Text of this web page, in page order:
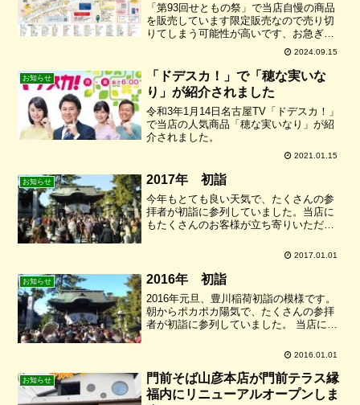
「第93回せともの祭」で当店自慢の商品
を販売しています限定販売なので売り切
りてしまう可能性が高いです、お急ぎ下
さい！！販売日時：9月14日(土)および15
日(日) 午前10時～午後3時場所：瀬戸焼
そば広場 名鉄協商駐車場（尾張瀬戸駅
西）販売...
2024.09.15
お知らせ
「ドデスカ！」で「穂な実いな
り」が紹介されました
令和3年1月14日名古屋TV「ドデスカ！」
で当店の人気商品「穂な実いなり」が紹
介されました。
2021.01.15
お知らせ 2017年 初詣
今年もとても良い天気で、たくさんの参
拝者が初詣に参列していました。当店に
もたくさんのお客様が立ち寄りいただ
愛顧のほど、よろしくお願い申し上げま
2017.01.01
お知らせ 2016年 初詣
2016年元旦、豊川稲荷初詣の模様です。
朝からポカポカ陽気で、たくさんの参拝
者が初詣に参列していました。 当店にも
ました。 誠にありがとうございました。
し上げます。
2016.01.01
お知らせ
門前そば山彦本店が門前テラス縁
福内にリニューアルオープンしま